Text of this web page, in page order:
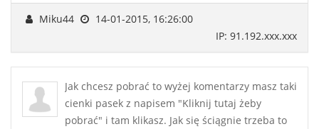
Miku44
14-01-2015, 16:26:00
IP: 91.192.xxx.xxx
Jak chcesz pobrać to wyżej komentarzy masz taki
cienki pasek z napisem "Kliknij tutaj żeby
pobrać" i tam klikasz. Jak się ściągnie trzeba to